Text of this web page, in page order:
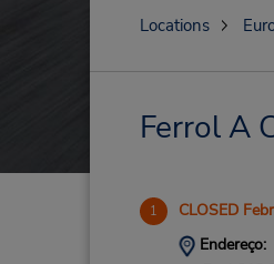
Locations
Ferrol A
1 CLOSED
Endereço: